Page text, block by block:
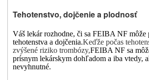
Tehotenstvo, dojčenie a plodnosť
Váš lekár rozhodne, či sa FEIBA NF môže
tehotenstva a dojčenia.Keďže počas
zvýšené riziko trombózy,FEIBA NF sa
prísnym lekárskym dohľadom a iba vtedy,
nevyhnutné.